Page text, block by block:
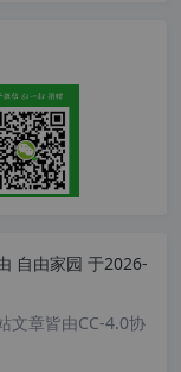
自由家园 于2026-
文章皆由CC-4.0协